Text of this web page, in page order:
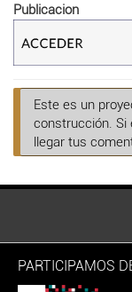
Publicacion
Este es un
construcción. Si
llegar tus
PARTICIPAMOS